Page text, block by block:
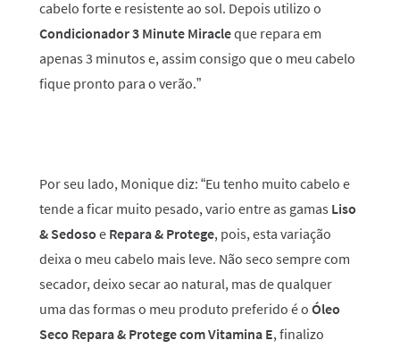
cabelo forte e resistente ao sol. Depois utilizo o
Condicionador 3 Minute Miracleque repara em
apenas 3 minutos e, assim consigo que o meu cabelo
fique pronto para o verão.”
Por seu lado, Monique diz: “Eu tenho muito cabelo e
tende a ficar muito pesado, vario entre as gamas Liso
& Sedoso e Repara & Protege, pois, esta variação
deixa o meu cabelo mais leve. Não seco sempre com
secador, deixo secar ao natural, mas de qualquer
uma das formas o meu produto preferido é o Óleo
Seco Repara & Protege com Vitamina E, finalizo